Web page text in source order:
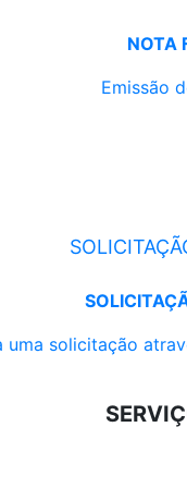
NOTA
Emissão
uma solicitação